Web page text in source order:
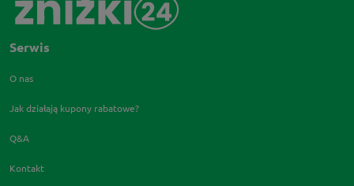
Serwis
O nas
Jak działają kupony rabatowe?
Q&A
Kontakt